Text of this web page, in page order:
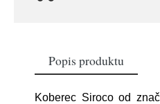
Popis produktu
Koberec Siroco od